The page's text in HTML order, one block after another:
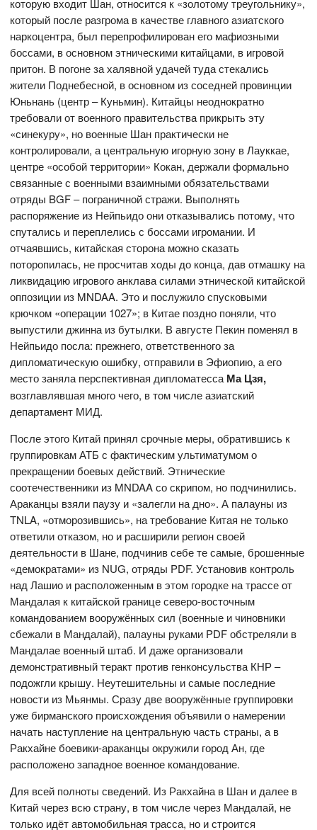
которую входит Шан, относится к «золотому треугольнику»,
который после разгрома в качестве главного азиатского
наркоцентра, был перепрофилирован его мафиозными
боссами, в основном этническими китайцами, в игровой
притон. В погоне за халявной удачей туда стекались
жители Поднебесной, в основном из соседней провинции
Юньнань (центр – Куньмин). Китайцы неоднократно
требовали от военного правительства прикрыть эту
«синекуру», но военные Шан практически не
контролировали, а центральную игорную зону в Лауккае,
центре «особой территории» Кокан, держали формально
связанные с военными взаимными обязательствами
отряды BGF – пограничной стражи. Выполнять
распоряжение из Нейпьидо они отказывались потому, что
спутались и переплелись с боссами игромании. И
отчаявшись, китайская сторона можно сказать
поторопилась, не просчитав ходы до конца, дав отмашку на
ликвидацию игрового анклава силами этнической китайской
оппозиции из MNDAA. Это и послужило спусковыми
крючком «операции 1027»; в Китае поздно поняли, что
выпустили джинна из бутылки. В августе Пекин поменял в
Нейпьидо посла: прежнего, ответственного за
дипломатическую ошибку, отправили в Эфиопию, а его
место заняла перспективная дипломатесса Ма Цзя,
возглавлявшая много чего, в том числе азиатский
департамент МИД.
После этого Китай принял срочные меры, обратившись к
группировкам АТБ с фактическим ультиматумом о
прекращении боевых действий. Этнические
соотечественники из MNDAA со скрипом, но подчинились.
Араканцы взяли паузу и «залегли на дно». А палауны из
TNLA, «отморозившись», на требование Китая не только
ответили отказом, но и расширили регион своей
деятельности в Шане, подчинив себе те самые, брошенные
«демократами» из NUG, отряды PDF. Установив контроль
над Лашио и расположенным в этом городке на трассе от
Мандалая к китайской границе северо-восточным
командованием вооружённых сил (военные и чиновники
сбежали в Мандалай), палауны руками PDF обстреляли в
Мандалае военный штаб. И даже организовали
демонстративный теракт против генконсульства КНР –
подожгли крышу. Неутешительны и самые последние
новости из Мьянмы. Сразу две вооружённые группировки
уже бирманского происхождения объявили о намерении
начать наступление на центральную часть страны, а в
Ракхайне боевики-араканцы окружили город Ан, где
расположено западное военное командование.
Для всей полноты сведений. Из Ракхайна в Шан и далее в
Китай через всю страну, в том числе через Мандалай, не
только идёт автомобильная трасса, но и строится